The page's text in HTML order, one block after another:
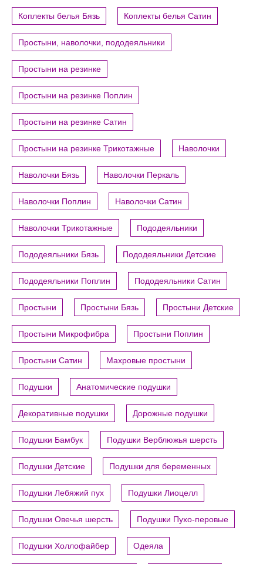
Коплекты белья Бязь Коплекты белья Сатин
Простыни, наволочки, пододеяльники
Простыни на резинке
Простыни на резинке Поплин
Простыни на резинке Сатин
Простыни на резинке Трикотажные Наволочки
Наволочки Бязь Наволочки Перкаль
Наволочки Поплин Наволочки Сатин
Наволочки Трикотажные Пододеяльники
Пододеяльники Бязь Пододеяльники Детские
Пододеяльники Поплин Пододеяльники Сатин
Простыни Простыни Бязь Простыни Детские
Простыни Микрофибра Простыни Поплин
Простыни Сатин Махровые простыни
Подушки Анатомические подушки
Декоративные подушки Дорожные подушки
Подушки Бамбук Подушки Верблюжья шерсть
Подушки Детские Подушки для беременных
Подушки Лебяжий пух Подушки Лиоцелл
Подушки Овечья шерсть Подушки Пухо-перовые
Подушки Холлофайбер Одеяла